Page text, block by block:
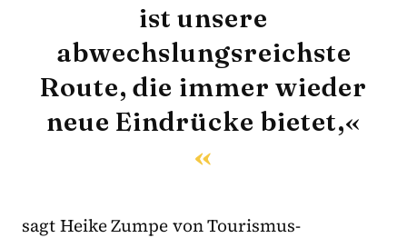
ist unsere
abwechslungsreichste
Route, die immer wieder
neue Eindrücke bietet,«
sagt Heike Zumpe von Tourismus-